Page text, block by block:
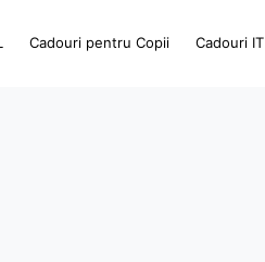
Cadouri pentru Copii Cadouri IT